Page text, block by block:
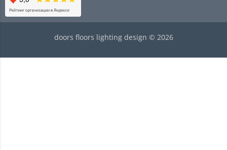
doors floors lighting design © 2026